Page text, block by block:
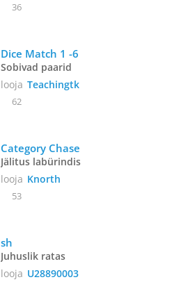
36
Dice Match 1 -6
Sobivad paarid
looja Teachingtk
62
Category Chase
Jälitus labürindis
looja Knorth
53
sh
Juhuslik ratas
looja U28890003